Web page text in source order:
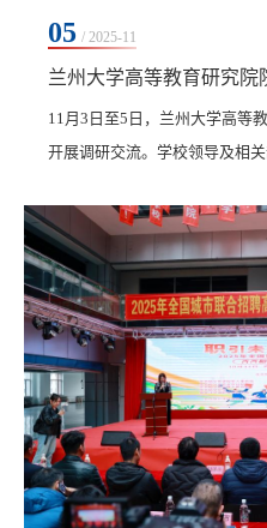
05 / 2025-11
兰州大学高等教育研究
​11月3日至5日，兰州大学高等
开展调研交流。学校领导及相
校内实训基地。调研组先后走
中心、齐三机床等地，详细了
式以及学生在真实生产环境中
条件和产教融合方面取得的成